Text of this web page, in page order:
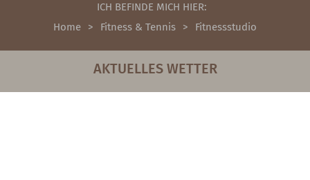
ICH BEFINDE MICH HIER:
Home
Fitness & Tennis Fitnessstudio
AKTUELLES WETTER